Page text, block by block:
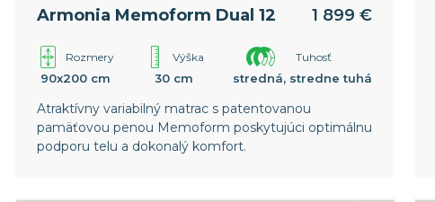
Armonia Memoform Dual 12 1 899 €
Rozmery
90x200 cm
Výška
30 cm
Tuhosť
stredná, stredne tuhá
Atraktívny variabilný matrac s patentovanou
pamäťovou penou Memoform poskytujúci optimálnu
podporu telu a dokonalý komfort.